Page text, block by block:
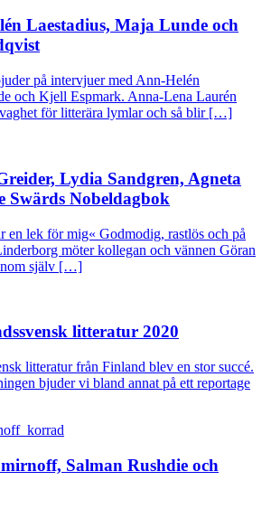
Laestadius, Maja Lunde och
på intervjuer med Ann-Helén
och Kjell Espmark. Anna-Lena Laurén
för litterära lymlar och så blir […]
Lydia Sandgren, Agneta
Swärds Nobeldagbok
en lek för mig« Godmodig, rastlös och på
möter kollegan och vännen Göran
själv […]
litteratur 2020
litteratur från Finland blev en stor succé.
bjuder vi bland annat på ett reportage
Salman Rushdie och